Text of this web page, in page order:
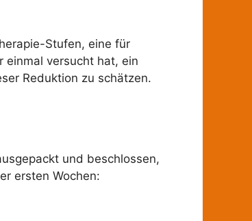
Stufen, eine für
einmal versucht hat, ein
Reduktion zu schätzen.
und beschlossen,
ersten Wochen: